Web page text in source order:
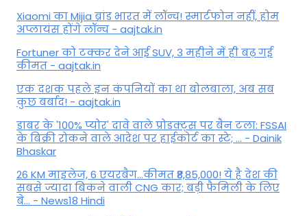
Xiaomi का Mijia ब्रांड भारत में लॉन्च! स्मार्टफोन नहीं, होम
अप्लायंस होंगे लॉन्च - aajtak.in
Fortuner को टक्कर देने आई SUV, 3 महीने में ही बढ़ गई
कीमत - aajtak.in
एक दशक पहले इन कंपनियों का था बोलबाला, अब सब
कुछ बर्बाद! - aajtak.in
डाबर के '100% प्योर' दावे वाले प्रोडक्ट्स पर बैन टला: FSSAI
के बिक्री रोकने वाले आदेश पर हाईकोर्ट का स्टे; ... - Dainik
Bhaskar
26 KM माइलेज, 6 एयरबैग...कीमत ₹8,85,000! ये है देश की
सबसे ज्यादा बिकने वाली CNG कार; बड़ी फैमिली के लिए
बे... - News18 Hindi